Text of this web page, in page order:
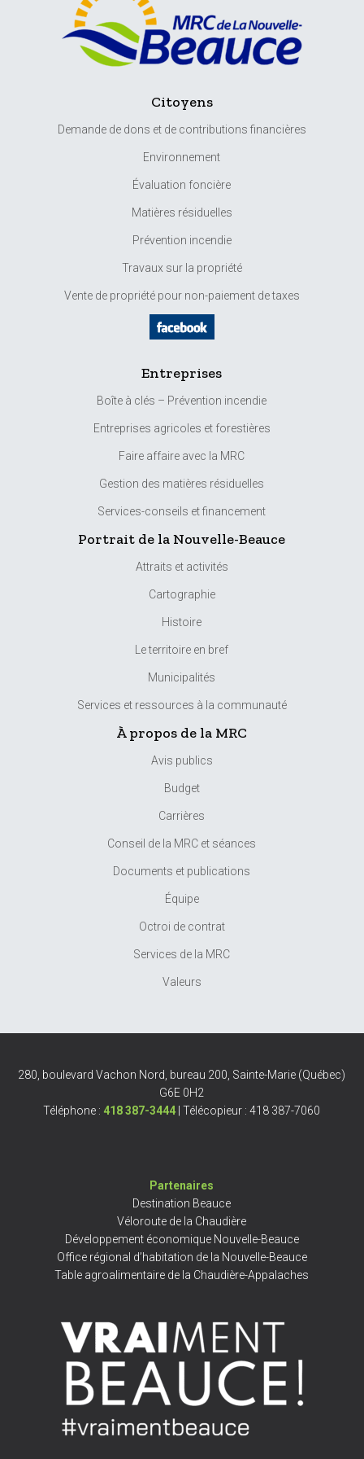
Citoyens
Demande de dons et de contributions financières
Environnement
Évaluation foncière
Matières résiduelles
Prévention incendie
Travaux sur la propriété
Vente de propriété pour non-paiement de taxes
Entreprises
Boîte à clés – Prévention incendie
Entreprises agricoles et forestières
Faire affaire avec la MRC
Gestion des matières résiduelles
Services-conseils et financement
Portrait de la Nouvelle-Beauce
Attraits et activités
Cartographie
Histoire
Le territoire en bref
Municipalités
Services et ressources à la communauté
À propos de la MRC
Avis publics
Budget
Carrières
Conseil de la MRC et séances
Documents et publications
Équipe
Octroi de contrat
Services de la MRC
Valeurs
280, boulevard Vachon Nord, bureau 200, Sainte-Marie (Québec)
G6E 0H2
Téléphone : 418 387-3444 | Télécopieur : 418 387-7060
Partenaires
Destination Beauce
Véloroute de la Chaudière
Développement économique Nouvelle-Beauce
Office régional d’habitation de la Nouvelle-Beauce
Table agroalimentaire de la Chaudière-Appalaches